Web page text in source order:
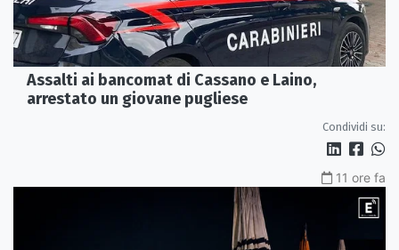
Assalti ai bancomat di Cassano e Laino,
arrestato un giovane pugliese
Condividi su:
11 ore fa